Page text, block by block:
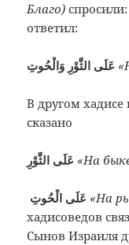
Благо)
ответил:
В другом хадисе
сказано
«На
عَلَى الْحُوتِ «На
хадисоведов
Сынов Израиля